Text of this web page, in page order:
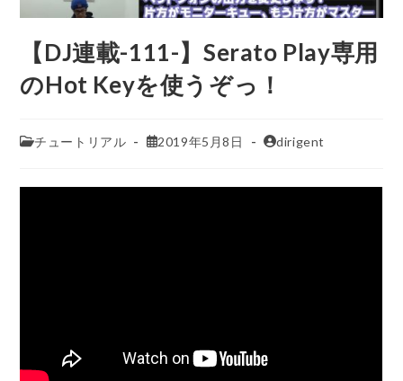
【DJ連載-111-】Serato Play専用
のHot Keyを使うぞっ！
チュートリアル 2019年5月8日 dirigent